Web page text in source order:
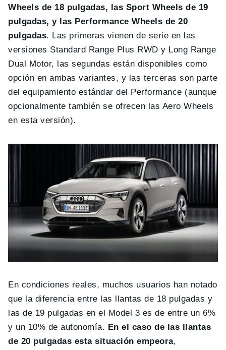
Wheels de 18 pulgadas, las Sport Wheels de 19
pulgadas, y las Performance Wheels de 20
pulgadas. Las primeras vienen de serie en las
versiones Standard Range Plus RWD y Long Range
Dual Motor, las segundas están disponibles como
opción en ambas variantes, y las terceras son parte
del equipamiento estándar del Performance (aunque
opcionalmente también se ofrecen las Aero Wheels
en esta versión).
En condiciones reales, muchos usuarios han notado
que la diferencia entre las llantas de 18 pulgadas y
las de 19 pulgadas en el Model 3 es de entre un 6%
y un 10% de autonomía. En el caso de las llantas
de 20 pulgadas esta situación empeora,